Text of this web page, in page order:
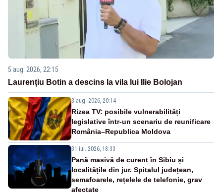
5 aug. 2026, 22:15
Laurențiu Botin a descins la vila lui Ilie Bolojan
3 aug. 2026, 20:14
Rizea TV: posibile vulnerabilități
legislative într-un scenariu de reunificare
România–Republica Moldova
31 iul. 2026, 18:33
Pană masivă de curent în Sibiu și
localitățile din jur. Spitalul județean,
semafoarele, rețelele de telefonie, grav
afectate